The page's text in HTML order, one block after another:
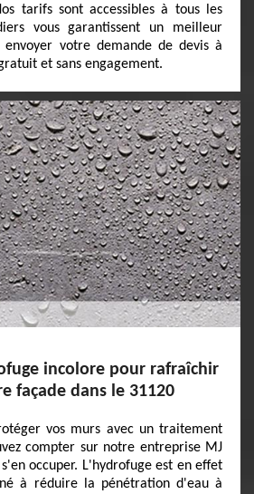
tarifs sont accessibles à tous les
vous garantissent un meilleur
envoyer votre demande de devis à
et sans engagement.
incolore pour rafraîchir
façade dans le 31120
vos murs avec un traitement
compter sur notre entreprise MJ
occuper. L'hydrofuge est en effet
à réduire la pénétration d'eau à